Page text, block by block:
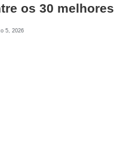
os 30 melhores
5, 2026